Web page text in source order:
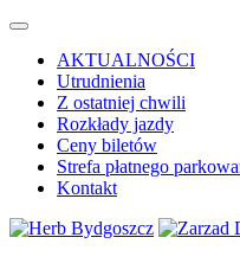
AKTUALNOŚCI
Utrudnienia
Z ostatniej chwili
Rozkłady jazdy
Ceny biletów
Strefa płatnego
Kontakt